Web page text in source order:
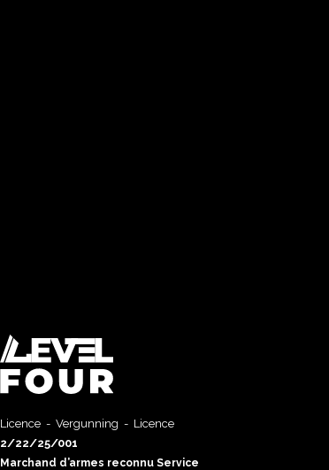
Licence - Vergunning - Licence
2/22/25/001
Marchand d’armes reconnu Service